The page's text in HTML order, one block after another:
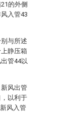
的外侧
入管43
与所述
静压箱
管44以
风出管
以利于
风入管